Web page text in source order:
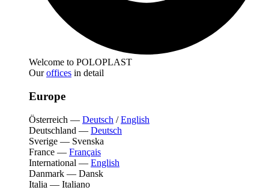
Welcome to POLOPLAST
Ouroffices in detail
Europe
Österreich — Deutsch /English
Deutschland — Deutsch
Sverige — Svenska
France — Français
International — English
Danmark — Dansk
Italia — Italiano